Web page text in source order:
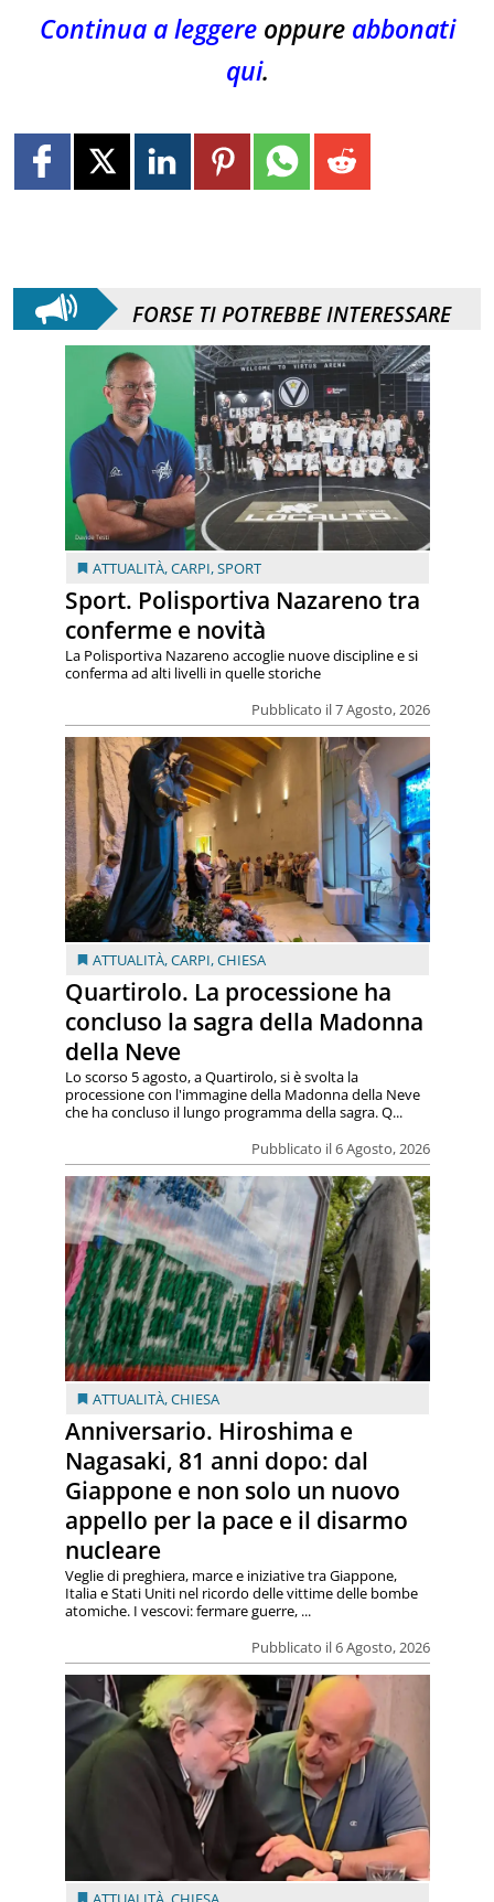
Continua a leggereoppure abbonati
qui.
FORSE TI POTREBBE INTERESSARE
ATTUALITÀ,CARPI,SPORT
Sport. Polisportiva Nazareno tra
conferme e novità
Pubblicato il 7 Agosto, 2026
La Polisportiva Nazareno accoglie nuove discipline e si
conferma ad alti livelli in quelle storiche
ATTUALITÀ,CARPI,CHIESA
Quartirolo. La processione ha
concluso la sagra della Madonna
della Neve
Pubblicato il 6 Agosto, 2026
Lo scorso 5 agosto, a Quartirolo, si è svolta la
processione con l'immagine della Madonna della Neve
che ha concluso il lungo programma della sagra. Q...
ATTUALITÀ,CHIESA
Anniversario. Hiroshima e
Nagasaki, 81 anni dopo: dal
Giappone e non solo un nuovo
appello per la pace e il disarmo
nucleare
Pubblicato il 6 Agosto, 2026
Veglie di preghiera, marce e iniziative tra Giappone,
Italia e Stati Uniti nel ricordo delle vittime delle bombe
atomiche. I vescovi: fermare guerre, ...